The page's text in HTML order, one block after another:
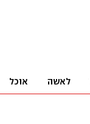
לאשה אוכל